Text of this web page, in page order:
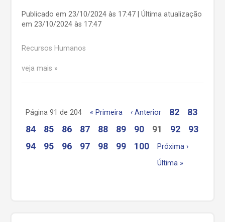
Publicado em 23/10/2024 às 17:47 | Última atualização
em 23/10/2024 às 17:47
Recursos Humanos
veja mais
Página 91 de 204 « Primeira ‹ Anterior 82
83
84
85 86 87 88 89 90 91 92
93
94
95 96 97 98 99 100
Próxima ›
Última »